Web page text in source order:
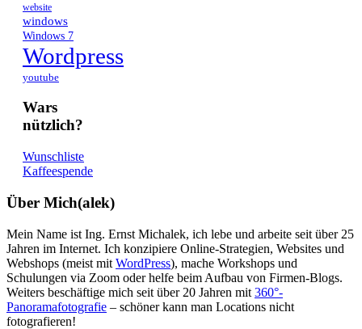
website
windows
Windows 7
Wordpress
youtube
Wars
nützlich?
Wunschliste
Kaffeespende
Über Mich(alek)
Mein Name ist Ing. Ernst Michalek, ich lebe und arbeite seit über 25
Jahren im Internet. Ich konzipiere Online-Strategien, Websites und
Webshops (meist mit WordPress), mache Workshops und
Schulungen via Zoom oder helfe beim Aufbau von Firmen-Blogs.
Weiters beschäftige mich seit über 20 Jahren mit 360°-
Panoramafotografie – schöner kann man Locations nicht
fotografieren!